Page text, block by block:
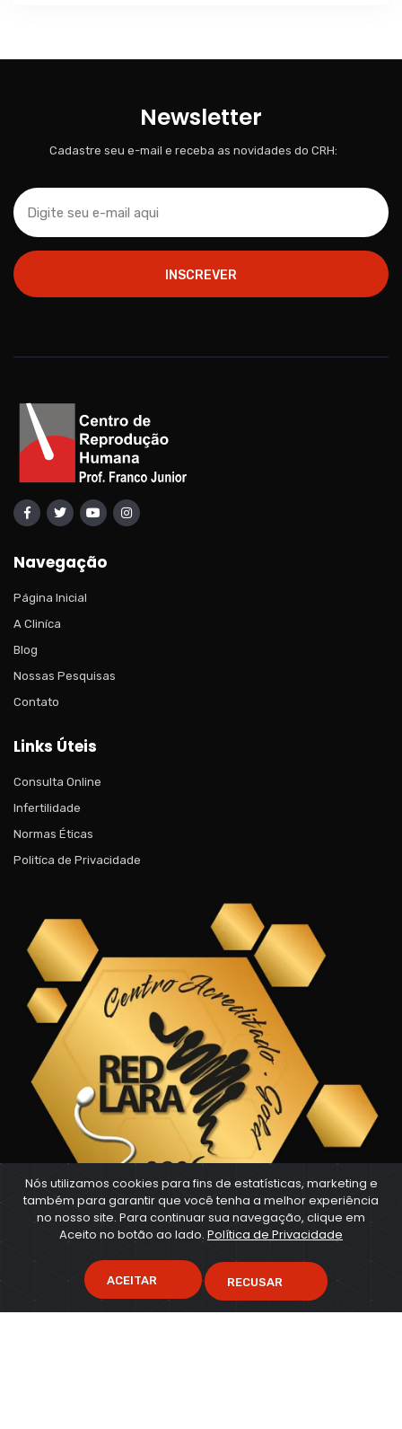
Newsletter
Cadastre seu e-mail e receba as novidades do CRH:
INSCREVER
Navegação
Página Inicial
A Cliníca
Blog
Nossas Pesquisas
Contato
Links Úteis
Consulta Online
Infertilidade
Normas Éticas
Politíca de Privacidade
Nós utilizamos cookies para fins de estatísticas, marketing e
também para garantir que você tenha a melhor experiência
no nosso site. Para continuar sua navegação, clique em
Aceito no botão ao lado. Política de Privacidade
ACEITAR RECUSAR